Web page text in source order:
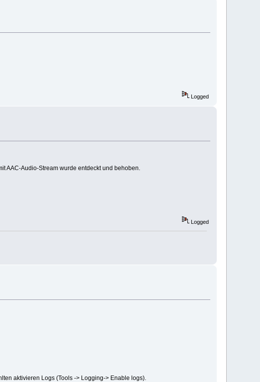
Logged
AAC-Audio-Stream wurde entdeckt und behoben.
Logged
aktivieren Logs (Tools -> Logging-> Enable logs).